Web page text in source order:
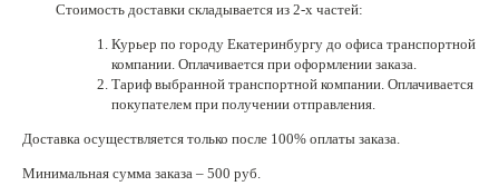
О магазине
Стоимость доставки складывается из 2-х частей:
Курьер по городу Екатеринбургу до офиса транспортной
компании. Оплачивается при оформлении заказа.
Тариф выбранной транспортной компании. Оплачивается
покупателем при получении отправления.
Доставка осуществляется только после 100% оплаты заказа.
Минимальная сумма заказа – 500 руб.